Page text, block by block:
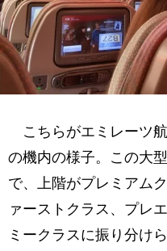
こちらがエミレーツ
の機内の様子。この大
で、上階がプレミアム
ァーストクラス、プレ
ミークラスに振り分け